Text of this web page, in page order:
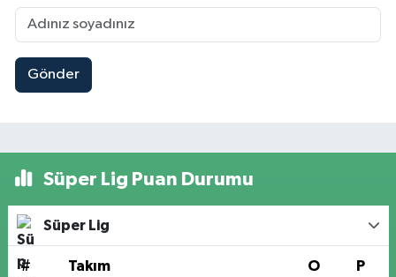
Gönder
Süper Lig Puan Durumu
Süper Lig
# Takım O P